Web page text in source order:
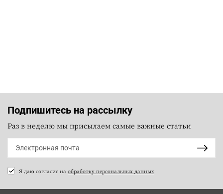
Подпишитесь на рассылку
Раз в неделю мы присылаем самые важные статьи
Я даю согласие на обработку персональных данных